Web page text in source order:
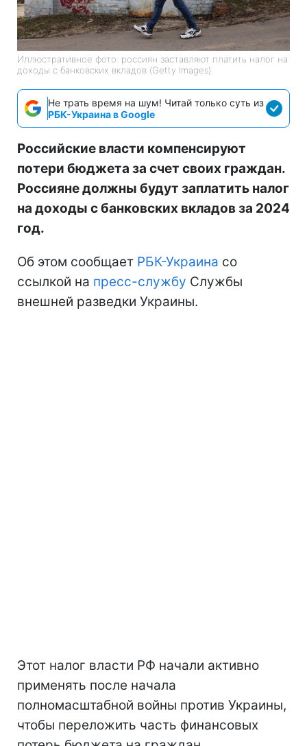
Иллюстративное фото: россиян заставляют платить налог на
доходы с банковских вкладов (Getty Images)
Не трать время на шум! Читай только суть из
РБК-Украина в Google
Российские власти компенсируют
потери бюджета за счет своих граждан.
Россияне должны будут заплатить налог
на доходы с банковских вкладов за 2024
год.
Об этом сообщает РБК-Украина со
ссылкой на пресс-службу Службы
внешней разведки Украины.
Этот налог власти РФ начали активно
применять после начала
полномасштабной войны против Украины,
чтобы переложить часть финансовых